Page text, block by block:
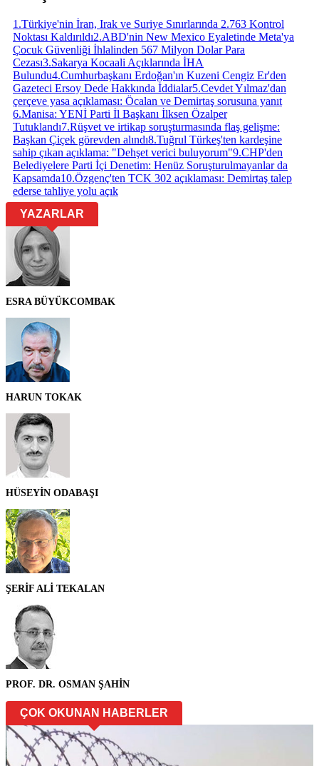
1 .Türkiye'nin İran, Irak ve Suriye Sınırlarında 2.763 Kontrol
Noktası Kaldırıldı2.ABD'nin New Mexico Eyaletinde Meta'ya
Çocuk Güvenliği İhlalinden 567 Milyon Dolar Para
Cezası3.Sakarya Kocaali Açıklarında İHA
Bulundu4.Cumhurbaşkanı Erdoğan'ın Kuzeni Cengiz Er'den
Gazeteci Ersoy Dede Hakkında İddialar5.Cevdet Yılmaz'dan
çerçeve yasa açıklaması: Öcalan ve Demirtaş sorusuna yanıt
6.Manisa: YENİ Parti İl Başkanı İlksen Özalper
Tutuklandı7.Rüşvet ve irtikap soruşturmasında flaş gelişme:
Başkan Çiçek görevden alındı8.Tuğrul Türkeş'ten kardeşine
sahip çıkan açıklama: "Dehşet verici buluyorum"9.CHP'den
Belediyelere Parti İçi Denetim: Henüz Soruşturulmayanlar da
Kapsamda10.Özgenç'ten TCK 302 açıklaması: Demirtaş talep
ederse tahliye yolu açık
YAZARLAR
ESRA BÜYÜKCOMBAK
HARUN TOKAK
HÜSEYİN ODABAŞI
ŞERİF ALİ TEKALAN
PROF. DR. OSMAN ŞAHİN
ÇOK OKUNAN HABERLER